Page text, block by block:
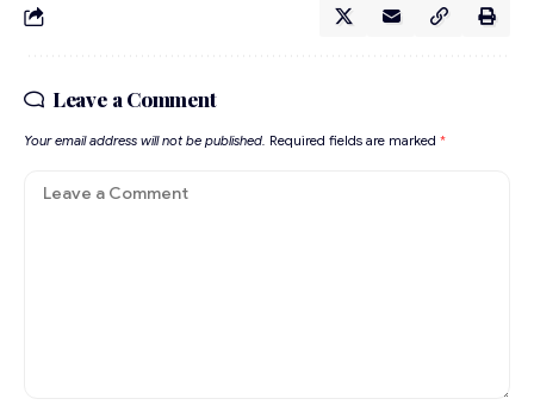
Leave a Comment
Your email address will not be published. Required fields are marked *